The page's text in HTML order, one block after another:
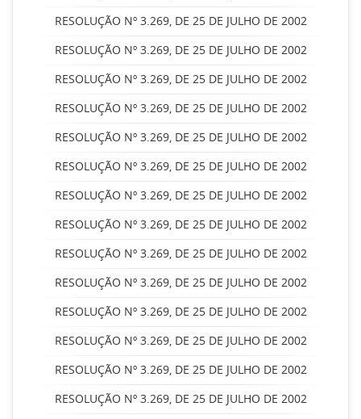
RESOLUÇÃO Nº 3.269, DE 25 DE JULHO DE 2002
RESOLUÇÃO Nº 3.269, DE 25 DE JULHO DE 2002
RESOLUÇÃO Nº 3.269, DE 25 DE JULHO DE 2002
RESOLUÇÃO Nº 3.269, DE 25 DE JULHO DE 2002
RESOLUÇÃO Nº 3.269, DE 25 DE JULHO DE 2002
RESOLUÇÃO Nº 3.269, DE 25 DE JULHO DE 2002
RESOLUÇÃO Nº 3.269, DE 25 DE JULHO DE 2002
RESOLUÇÃO Nº 3.269, DE 25 DE JULHO DE 2002
RESOLUÇÃO Nº 3.269, DE 25 DE JULHO DE 2002
RESOLUÇÃO Nº 3.269, DE 25 DE JULHO DE 2002
RESOLUÇÃO Nº 3.269, DE 25 DE JULHO DE 2002
RESOLUÇÃO Nº 3.269, DE 25 DE JULHO DE 2002
RESOLUÇÃO Nº 3.269, DE 25 DE JULHO DE 2002
RESOLUÇÃO Nº 3.269, DE 25 DE JULHO DE 2002